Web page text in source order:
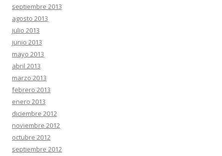
septiembre 2013
agosto 2013
julio 2013
junio 2013
mayo 2013
abril 2013
marzo 2013
febrero 2013
enero 2013
diciembre 2012
noviembre 2012
octubre 2012
septiembre 2012